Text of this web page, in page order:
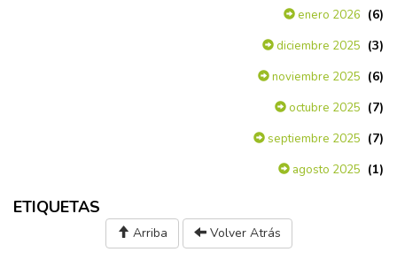
enero 2026 (6)
diciembre 2025 (3)
noviembre 2025 (6)
octubre 2025 (7)
septiembre 2025 (7)
agosto 2025 (1)
ETIQUETAS
Arriba Volver Atrás